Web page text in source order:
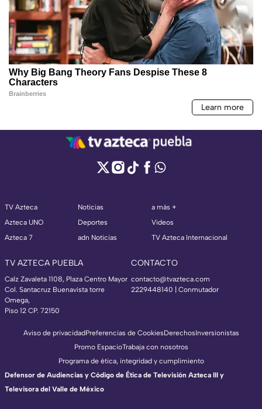
TV Azteca
Azteca UNO
Azteca 7
Noticias
Deportes
adn Noticias
a más +
Videos
TV Azteca Internacional
TV AZTECA PUEBLA
Calz Zavaleta 1108, Plaza Centro Mayor
Col. Santacruz Buenavista torre
Omega,
Piso 12 CP. 72150
CONTACTO
contacto@tvazteca.com
2229448140 | Conmutador
Aviso de privacidadPreferencias de CookiesDerechosInversionistas
Promo EspacioTrabaja con nosotros
Programa de ética, integridad y cumplimiento
Defensor de Audiencias y Código de Ética de Televisión Azteca III y
Televisora del Valle de México